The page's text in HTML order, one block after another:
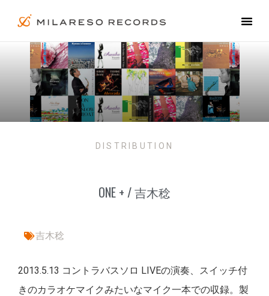
DISTRIBUTION
ONE + / 吉木稔
吉木稔
2013.5.13 コントラバスソロ LIVEの演奏、スイッチ付
きのカラオケマイクみたいなマイク一本での収録。製